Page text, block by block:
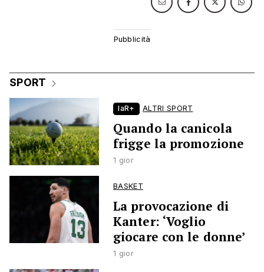
SPORT
laR+ ALTRI SPORT
Quando la canicola
frigge la promozione
1 gior
BASKET
La provocazione di
Kanter: ‘Voglio
giocare con le donne’
1 gior